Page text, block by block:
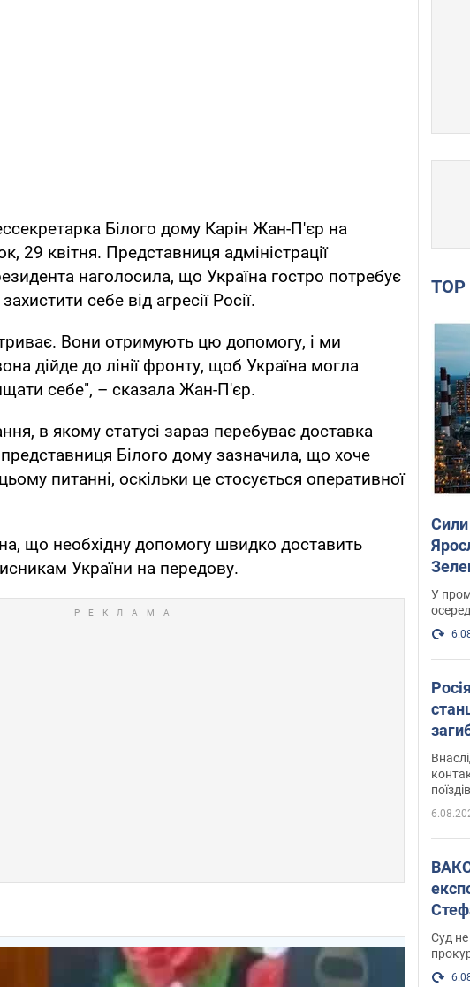
Білого дому Карін Жан-П'єр на
29 квітня. Представниця адміністрації
наголосила, що Україна гостро потребує
себе від агресії Росії.
Вони отримують цю допомогу, і ми
дійде до лінії фронту, щоб Україна могла
себе", – сказала Жан-П'єр.
в якому статусі зараз перебуває доставка
Білого дому зазначила, що хоче
питанні, оскільки це стосується оперативної
що необхідну допомогу швидко доставить
України на передову.
У
ВАКС обрав
Суд